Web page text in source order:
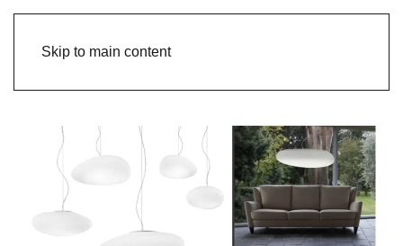
Skip to main content